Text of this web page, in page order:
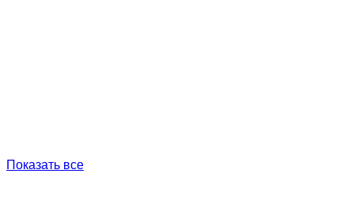
Показать все